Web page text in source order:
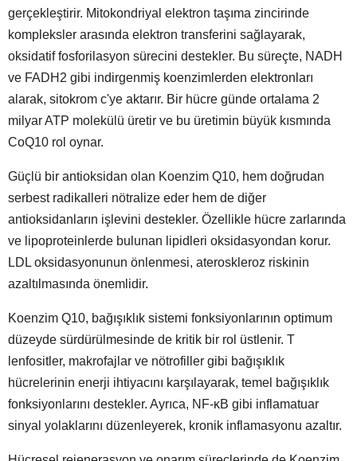
gerçekleştirir. Mitokondriyal elektron taşıma zincirinde
kompleksler arasında elektron transferini sağlayarak,
oksidatif fosforilasyon sürecini destekler. Bu süreçte, NADH
ve FADH2 gibi indirgenmiş koenzimlerden elektronları
alarak, sitokrom c'ye aktarır. Bir hücre günde ortalama 2
milyar ATP molekülü üretir ve bu üretimin büyük kısmında
CoQ10 rol oynar.
Güçlü bir antioksidan olan Koenzim Q10, hem doğrudan
serbest radikalleri nötralize eder hem de diğer
antioksidanların işlevini destekler. Özellikle hücre zarlarında
ve lipoproteinlerde bulunan lipidleri oksidasyondan korur.
LDL oksidasyonunun önlenmesi, ateroskleroz riskinin
azaltılmasında önemlidir.
Koenzim Q10, bağışıklık sistemi fonksiyonlarının optimum
düzeyde sürdürülmesinde de kritik bir rol üstlenir. T
lenfositler, makrofajlar ve nötrofiller gibi bağışıklık
hücrelerinin enerji ihtiyacını karşılayarak, temel bağışıklık
fonksiyonlarını destekler. Ayrıca, NF-κB gibi inflamatuar
sinyal yolaklarını düzenleyerek, kronik inflamasyonu azaltır.